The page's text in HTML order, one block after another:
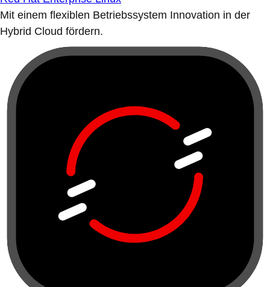
Mit einem flexiblen Betriebssystem Innovation in der
Hybrid Cloud fördern.